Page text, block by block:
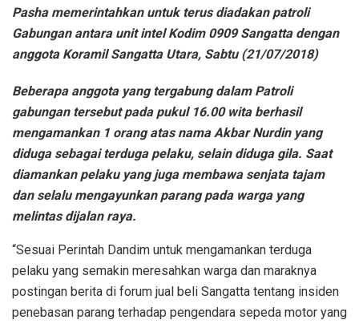
Pasha memerintahkan untuk terus diadakan patroli
Gabungan antara unit intel Kodim 0909 Sangatta dengan
anggota Koramil Sangatta Utara, Sabtu (21/07/2018)
Beberapa anggota yang tergabung dalam Patroli
gabungan tersebut pada pukul 16.00 wita berhasil
mengamankan 1 orang atas nama Akbar Nurdin yang
diduga sebagai terduga pelaku, selain diduga gila. Saat
diamankan pelaku yang juga membawa senjata tajam
dan selalu mengayunkan parang pada warga yang
melintas dijalan raya.
“Sesuai Perintah Dandim untuk mengamankan terduga
pelaku yang semakin meresahkan warga dan maraknya
postingan berita di forum jual beli Sangatta tentang insiden
penebasan parang terhadap pengendara sepeda motor yang